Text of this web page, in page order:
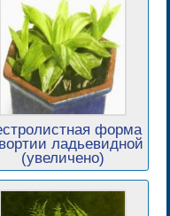
форма
ладьевидной
(увеличено)